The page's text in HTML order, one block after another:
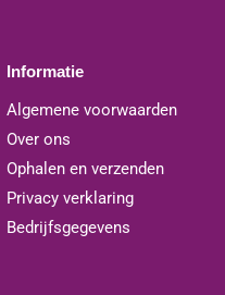
Informatie
Algemene voorwaarden
Over ons
Ophalen en verzenden
Privacy verklaring
Bedrijfsgegevens